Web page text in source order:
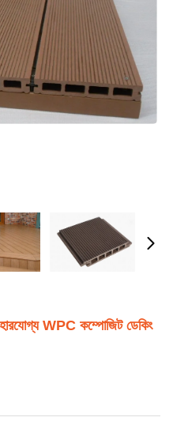
WPC কম্পোজিট ডেকিং